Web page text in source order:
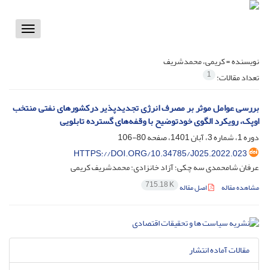
Toggle
نویسنده =کریمی، محمدشریف
تعداد مقالات: 1
بررسی عوامل موثر بر مصرف انرژی تجدیدپذیر درکشورهای نفتی منتخب
اوپک، رویکرد الگوی خودتوضیح با وقفه‌های گسترده تابلویی
دوره 1، شماره 3، آبان 1401، صفحه
80-106
HTTPS://DOI.ORG/10.34785/J025.2022.023
عرفان شامحمدی سه چکی؛ آزاد خانزادی؛ محمدشریف کریمی
مشاهده مقاله اصل مقاله 715.18 K
مقالات آماده انتشار